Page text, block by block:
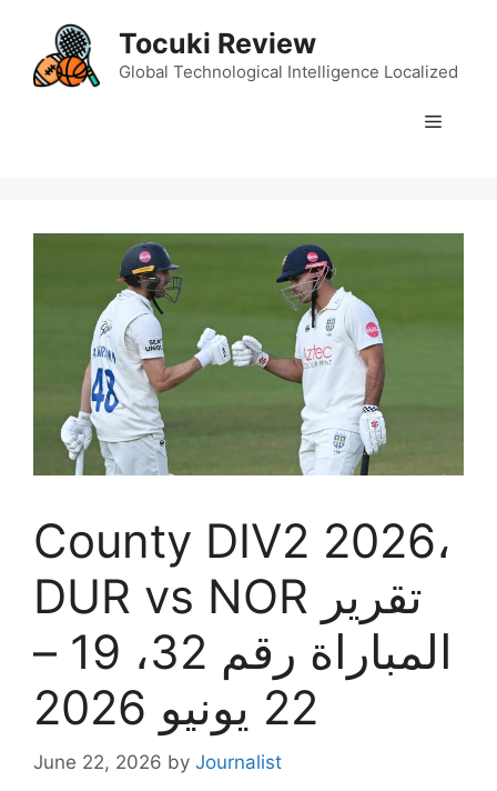
content
Tocuki Review
Global Technological Intelligence Localized
Menu
County DIV2 2026،
DUR vs NOR تقرير
المباراة رقم 32، 19 –
22 يونيو 2026
June 22, 2026 by Journalist